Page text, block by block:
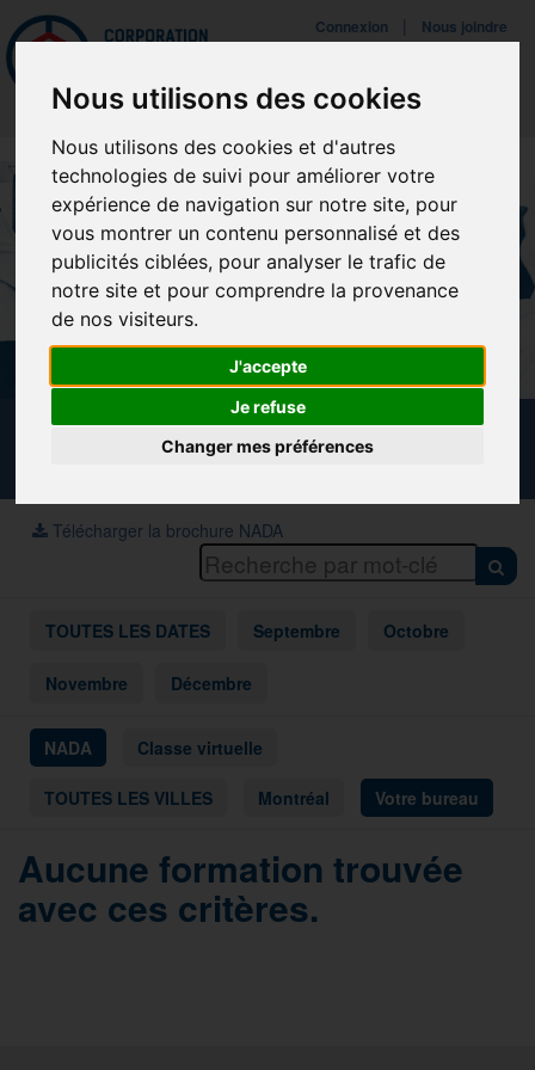
Nous utilisons des cookies
Nous utilisons des cookies et d'autres
technologies de suivi pour améliorer votre
expérience de navigation sur notre site, pour
vous montrer un contenu personnalisé et des
publicités ciblées, pour analyser le trafic de
notre site et pour comprendre la provenance
de nos visiteurs.
J'accepte
Je refuse
Changer mes préférences
Mettreà jour vos préférences de témoins
Connexion Nous joindre
CALENDRIER DES FORMATIONS
Télécharger la brochure NADA
TOUTES LES DATES Septembre Octobre
Novembre Décembre
NADA Classe virtuelle
TOUTES LES VILLES Montréal Votre bureau
Aucune formation trouvée
avec ces critères.